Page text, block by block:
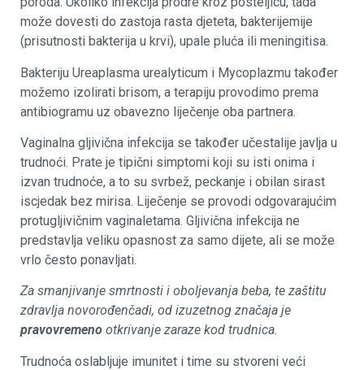
može dovesti do zastoja rasta djeteta, bakterijemije
(prisutnosti bakterija u krvi), upale pluća ili meningitisa.
Bakteriju Ureaplasma urealyticum i Mycoplazmu također
možemo izolirati brisom, a terapiju provodimo prema
antibiogramu uz obavezno liječenje oba partnera.
Vaginalna gljivična infekcija se također učestalije javlja u
trudnoći. Prate je tipični simptomi koji su isti onima i
izvan trudnoće, a to su svrbež, peckanje i obilan sirast
iscjedak bez mirisa. Liječenje se provodi odgovarajućim
protugljivičnim vaginaletama. Gljivična infekcija ne
predstavlja veliku opasnost za samo dijete, ali se može
vrlo često ponavljati.
Za smanjivanje smrtnosti i oboljevanja beba, te zaštitu
zdravlja novorođenčadi, od izuzetnog značaja je
pravovremeno otkrivanje zaraze kod trudnica.
Trudnoća oslabljuje imunitet i time su stvoreni veći